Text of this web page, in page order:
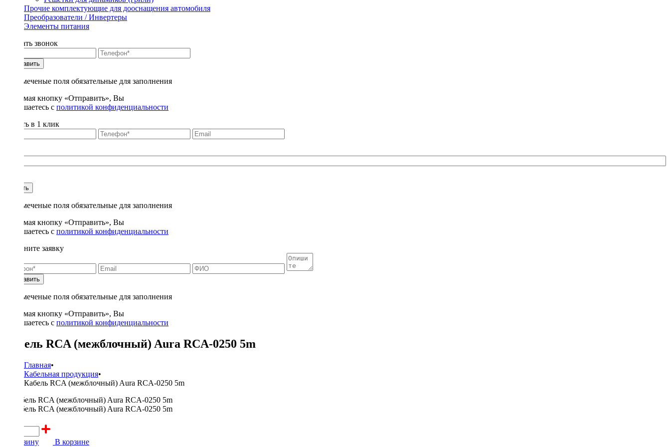
Прочие комплектующие для дооснащения автомобиля
Преобразователи / Инвертеры
Элементы питания
Заказать звонок
Отправить
* - отмеченые поля обязательные для заполнения
Нажимая кнопку «Отправить», Вы
соглашаетесь с политикой конфиденциальности
Купить в 1 клик
Купить
* - отмеченые поля обязательные для заполнения
Нажимая кнопку «Отправить», Вы
соглашаетесь с политикой конфиденциальности
Заполните заявку
Отправить
* - отмеченые поля обязательные для заполнения
Нажимая кнопку «Отправить», Вы
соглашаетесь с политикой конфиденциальности
Кабель RCA (межблочный) Aura RCA-0250 5m
Главная•
Кабельная продукция•
Кабель RCA (межблочный) Aura RCA-0250 5m
В корзину
В корзине